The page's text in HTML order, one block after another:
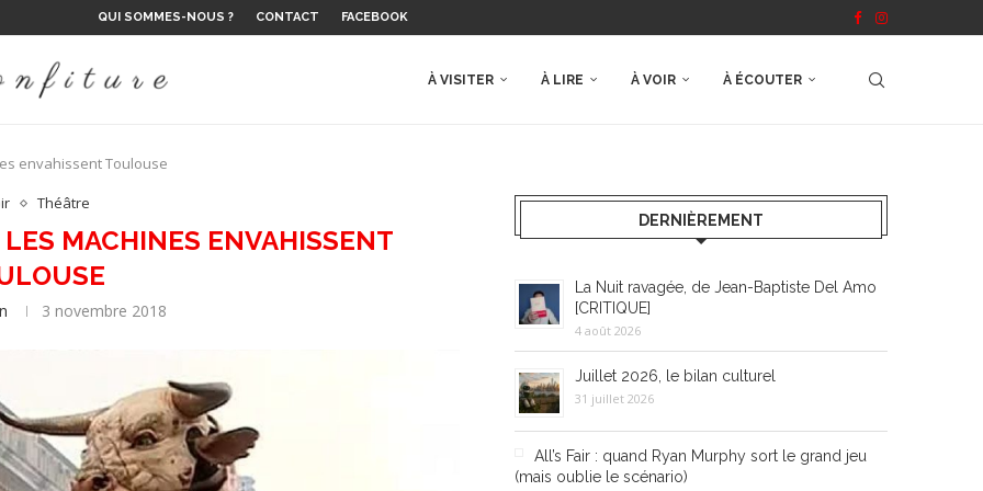
LE... QUI SOMMES-NOUS ? CONTACT FACEBOOK
À VISITER À LIRE À VOIR À ÉCOUTER
envahissent Toulouse
Théâtre
MACHINES ENVAHISSENT
3 novembre 2018
DERNIÈREMENT
La Nuit ravagée, de Jean-Baptiste Del Amo
[CRITIQUE]
4 août 2026
Juillet 2026, le bilan culturel
31 juillet 2026
All’s Fair : quand Ryan Murphy sort le grand jeu
(mais oublie le scénario)